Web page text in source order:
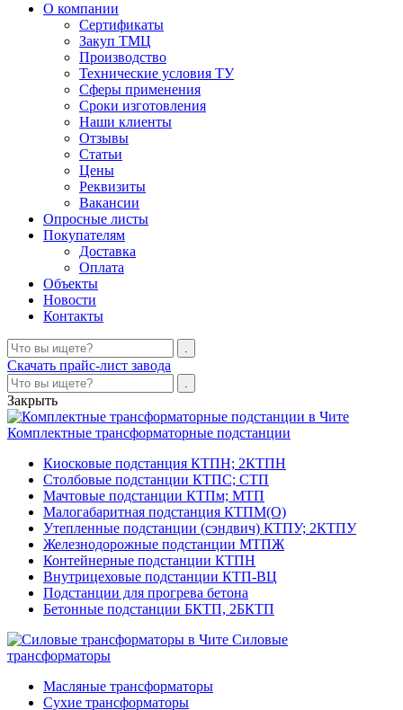
О компании
Сертификаты
Закуп ТМЦ
Производство
Технические условия ТУ
Сферы применения
Сроки изготовления
Наши клиенты
Отзывы
Статьи
Цены
Реквизиты
Вакансии
Опросные листы
Покупателям
Доставка
Оплата
Объекты
Новости
Контакты
Скачать прайс-лист завода
Закрыть
Комплектные трансформаторные подстанции
Киосковые подстанция КТПН; 2КТПН
Столбовые подстанции КТПС; СТП
Мачтовые подстанции КТПм; МТП
Малогабаритная подстанция КТПМ(О)
Утепленные подстанции (сэндвич) КТПУ; 2КТПУ
Железнодорожные подстанции МТПЖ
Контейнерные подстанции КТПН
Внутрицеховые подстанции КТП-ВЦ
Подстанции для прогрева бетона
Бетонные подстанции БКТП, 2БКТП
Силовые
трансформаторы
Масляные трансформаторы
Сухие трансформаторы